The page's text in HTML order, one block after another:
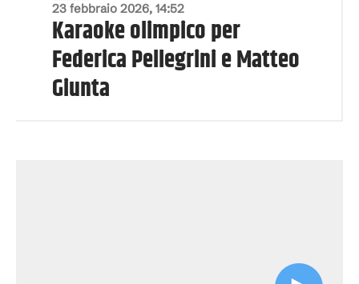
23 febbraio 2026, 14:52
Karaoke olimpico per
Federica Pellegrini e Matteo
Giunta